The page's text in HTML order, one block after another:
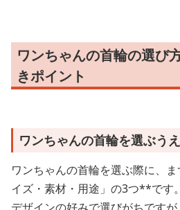
ワンちゃんの首輪の選び
きポイント
ワンちゃんの首輪を選ぶう
ワンちゃんの首輪を選ぶ際に、
イズ・素材・用途」の3つ**です。